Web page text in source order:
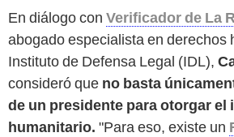
En diálogo con Verificador de La
abogado especialista en derechos
Instituto de Defensa Legal (IDL),
consideró que no basta
de un presidente para otorgar el
humanitario. "Para eso, existe un